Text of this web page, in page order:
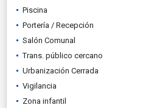
Piscina
Portería / Recepción
Salón Comunal
Trans. público cercano
Urbanización Cerrada
Vigilancia
Zona infantil